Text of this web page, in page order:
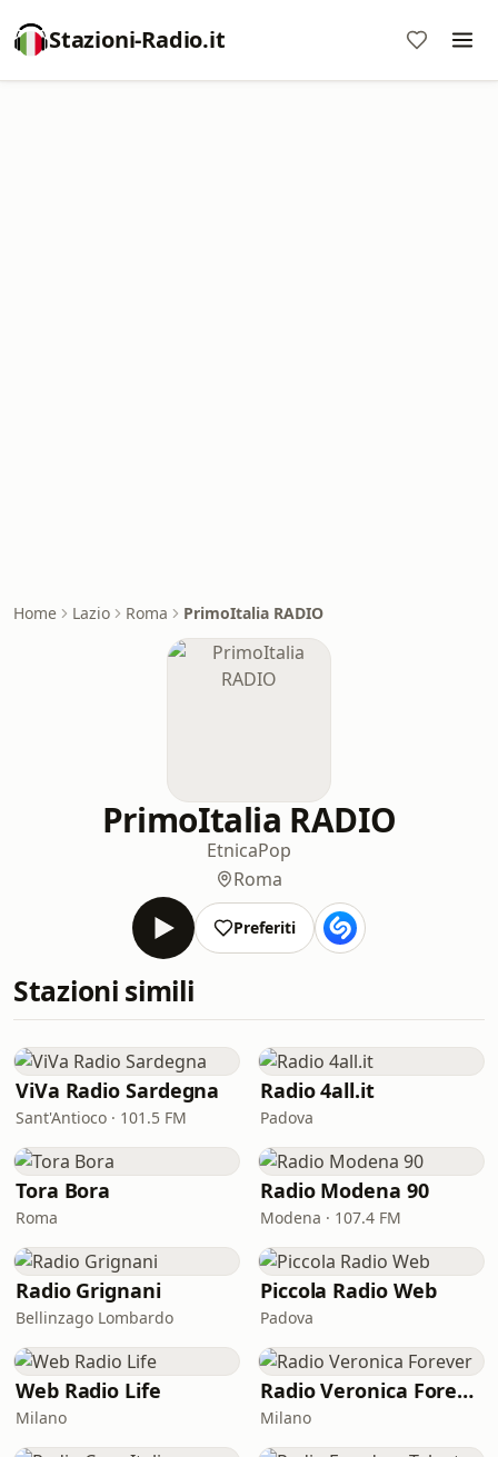
Stazioni-Radio.it
Home Lazio Roma PrimoItalia RADIO
PrimoItalia RADIO
EtnicaPop
Roma
Preferiti
Stazioni simili
ViVa Radio Sardegna
Sant'Antioco · 101.5 FM
Radio 4all.it
Padova
Tora Bora
Roma
Radio Modena 90
Modena · 107.4 FM
Radio Grignani
Bellinzago Lombardo
Piccola Radio Web
Padova
Web Radio Life
Milano
Radio Veronica Forever
Milano